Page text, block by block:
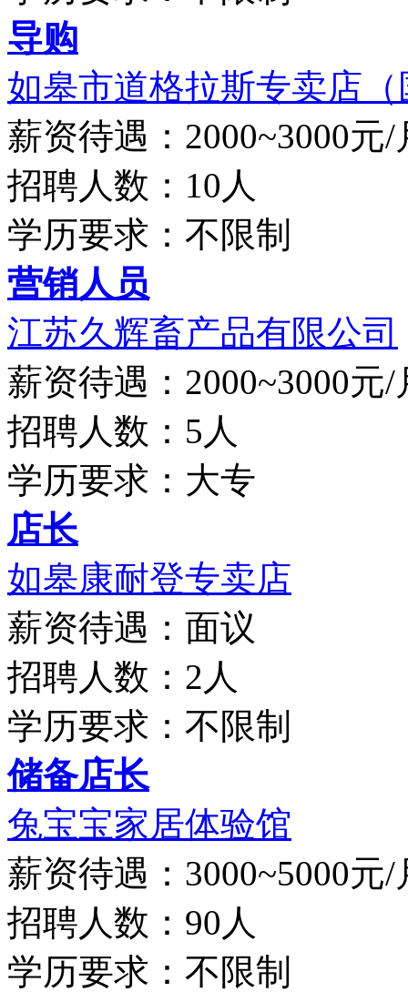
导购
如皋市道格拉斯专卖店（
薪资待遇：2000~3000元/
招聘人数：10人
学历要求：不限制
营销人员
江苏久辉畜产品有限公司
薪资待遇：2000~3000元/
招聘人数：5人
学历要求：大专
店长
如皋康耐登专卖店
薪资待遇：面议
招聘人数：2人
学历要求：不限制
储备店长
兔宝宝家居体验馆
薪资待遇：3000~5000元/
招聘人数：90人
学历要求：不限制